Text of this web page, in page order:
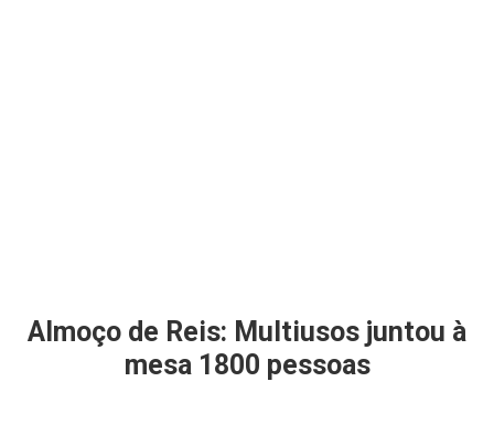
Almoço de Reis: Multiusos juntou à
mesa 1800 pessoas